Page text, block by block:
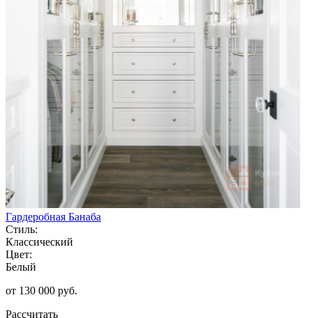
Гардеробная Банаба
Стиль:
Классический
Цвет:
Белый
от 130 000 руб.
Рассчитать